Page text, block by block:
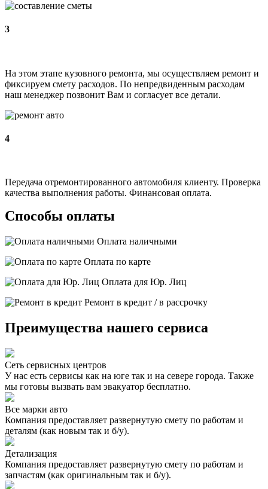
3
На этом этапе кузовного ремонта, мы осуществляем ремонт и
фиксируем смету расходов. По непредвиденным расходам
наш менеджер позвонит Вам и согласует все детали.
4
Передача отремонтированного автомобиля клиенту. Проверка
качества выполнения работы. Финансовая оплата.
Способы оплаты
Оплата наличными
Оплата по карте
Оплата для Юр. Лиц
Ремонт в кредит / в рассрочку
Преимущества нашего сервиса
Сеть сервисных центров
У нас есть сервисы как на юге так и на севере города. Также
мы готовы вызвать вам эвакуатор бесплатно.
Все марки авто
Компания предоставляет развернутую смету по работам и
деталям (как новым так и б/у).
Детализация
Компания предоставляет развернутую смету по работам и
запчастям (как оригинальным так и б/у).